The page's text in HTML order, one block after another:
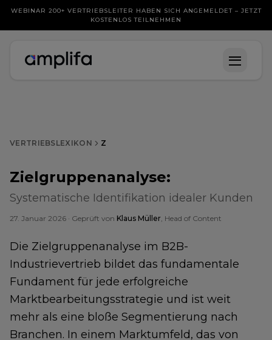
WEBINAR 200+ VERTRIEBSLEITER HABEN SICH ANGEMELDET – JETZT
KOSTENLOS TEILNEHMEN
VERTRIEBSLEXIKON Z
Zielgruppenanalyse:
Systematische Identifikation idealer Kunden
27. Januar 2026 · Geprüft von Klaus Müller, Head of Content
Die Zielgruppenanalyse im B2B-
Industrievertrieb bildet das fundamentale
Fundament für jede erfolgreiche
Marktbearbeitungsstrategie und ist weit
mehr als eine bloße Segmentierung nach
Branchen. In einem Marktumfeld, das von